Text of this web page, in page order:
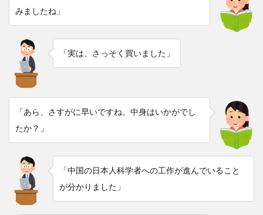
みましたね」
「実は、さっそく買いました」
「あら、さすがに早いですね。中身はいかがでし
たか？」
「中国の日本人科学者への工作が進んでいること
が分かりました」